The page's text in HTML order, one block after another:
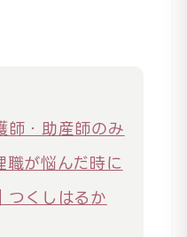
師・助産師のみ
職が悩んだ時に
つくしはるか